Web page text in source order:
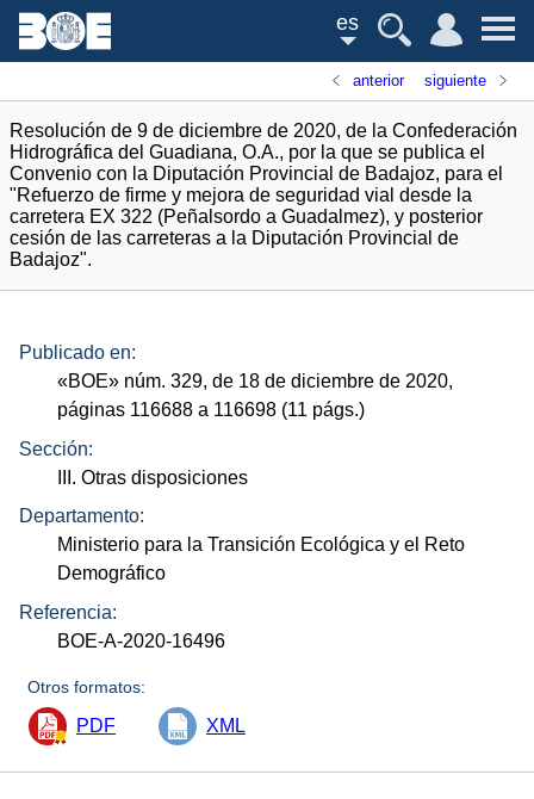
es
anterior siguiente
Resolución de 9 de diciembre de 2020, de la Confederación
Hidrográfica del Guadiana, O.A., por la que se publica el
Convenio con la Diputación Provincial de Badajoz, para el
"Refuerzo de firme y mejora de seguridad vial desde la
carretera EX 322 (Peñalsordo a Guadalmez), y posterior
cesión de las carreteras a la Diputación Provincial de
Badajoz".
Publicado en:
«BOE» núm. 329, de 18 de diciembre de 2020,
páginas 116688 a 116698 (11 págs.)
Sección:
III. Otras disposiciones
Departamento:
Ministerio para la Transición Ecológica y el Reto
Demográfico
Referencia:
BOE-A-2020-16496
Otros formatos:
PDF XML